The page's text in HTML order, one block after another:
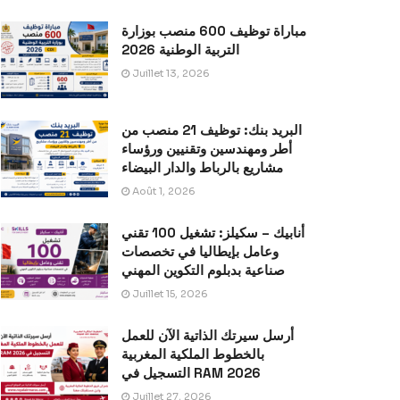
مباراة توظيف 600 منصب بوزارة
التربية الوطنية 2026
Juillet 13, 2026
البريد بنك: توظيف 21 منصب من
أطر ومهندسين وتقنيين ورؤساء
مشاريع بالرباط والدار البيضاء
Août 1, 2026
أنابيك – سكيلز: تشغيل 100 تقني
وعامل بإيطاليا في تخصصات
صناعية بدبلوم التكوين المهني
Juillet 15, 2026
أرسل سيرتك الذاتية الآن للعمل
بالخطوط الملكية المغربية
التسجيل في RAM 2026
Juillet 27, 2026